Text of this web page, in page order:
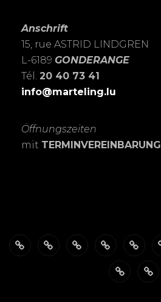
Anschrift
15, rue ASTRID LINDGREN
L-6189 GONDERANGE
Tél. 20 40 73 41
info@marteling.lu
Öffnungszeiten
mit TERMINVEREINBARUNG
FotoSTUDIO
Schnell